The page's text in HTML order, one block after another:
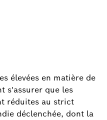
élevées en matière de
s'assurer que les
réduites au strict
déclenchée, dont la